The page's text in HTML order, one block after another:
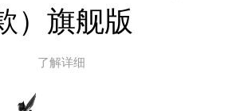
）旗舰版
了解详细